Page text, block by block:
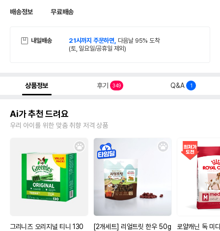
배송정보 무료배송
내일배송 21시까지 주문하면, 다음날 95% 도착
(토, 일요일/공휴일 제외)
상품정보 후기 349 Q&A 1
Ai가 추천 드려요
우리 아이를 위한 맞춤 취향 저격 상품
그리니즈 오리지널 티니 130
[2개세트] 리얼트릿 한우 50g
로얄캐닌 독 미